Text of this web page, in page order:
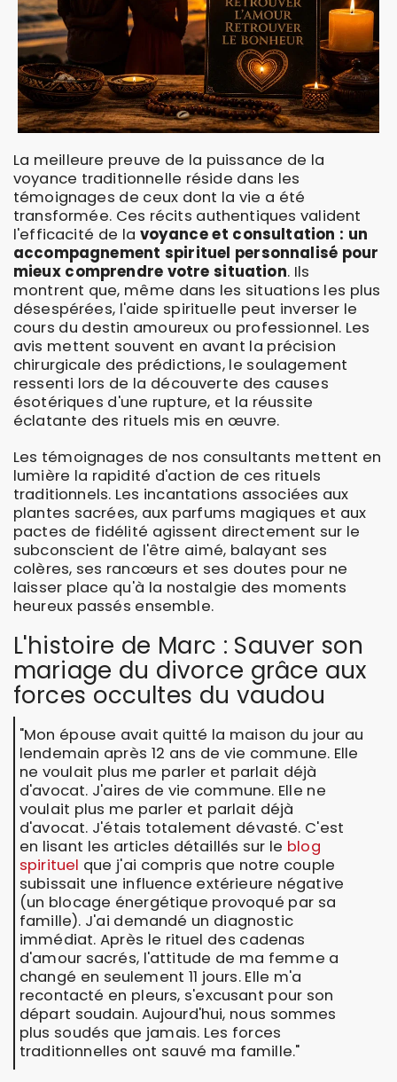
La meilleure preuve de la puissance de la
voyance traditionnelle réside dans les
témoignages de ceux dont la vie a été
transformée. Ces récits authentiques valident
l'efficacité de la voyance et consultation : un
accompagnement spirituel personnalisé pour
mieux comprendre votre situation. Ils
montrent que, même dans les situations les plus
désespérées, l'aide spirituelle peut inverser le
cours du destin amoureux ou professionnel. Les
avis mettent souvent en avant la précision
chirurgicale des prédictions, le soulagement
ressenti lors de la découverte des causes
ésotériques d'une rupture, et la réussite
éclatante des rituels mis en œuvre.
Les témoignages de nos consultants mettent en
lumière la rapidité d'action de ces rituels
traditionnels. Les incantations associées aux
plantes sacrées, aux parfums magiques et aux
pactes de fidélité agissent directement sur le
subconscient de l'être aimé, balayant ses
colères, ses rancœurs et ses doutes pour ne
laisser place qu'à la nostalgie des moments
heureux passés ensemble.
L'histoire de Marc : Sauver son
mariage du divorce grâce aux
forces occultes du vaudou
"Mon épouse avait quitté la maison du jour au
lendemain après 12 ans de vie commune. Elle
ne voulait plus me parler et parlait déjà
d'avocat. J'aires de vie commune. Elle ne
voulait plus me parler et parlait déjà
d'avocat. J'étais totalement dévasté. C'est
en lisant les articles détaillés sur le blog
spirituel que j'ai compris que notre couple
subissait une influence extérieure négative
(un blocage énergétique provoqué par sa
famille). J'ai demandé un diagnostic
immédiat. Après le rituel des cadenas
d'amour sacrés, l'attitude de ma femme a
changé en seulement 11 jours. Elle m'a
recontacté en pleurs, s'excusant pour son
départ soudain. Aujourd'hui, nous sommes
plus soudés que jamais. Les forces
traditionnelles ont sauvé ma famille."